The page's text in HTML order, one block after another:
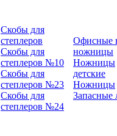
Скобы для
степлеров
Скобы для
степлеров №10
Скобы для
степлеров №23
Скобы для
степлеров №24
Офисные
ножницы
Ножницы
детские
Ножницы
Запасные